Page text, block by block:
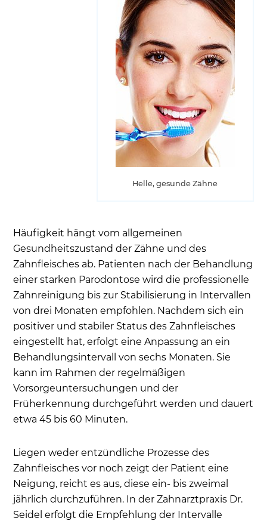
Helle, gesunde Zähne
Häufigkeit hängt vom allgemeinen
Gesundheitszustand der Zähne und des
Zahnfleisches ab. Patienten nach der Behandlung
einer starken Parodontose wird die professionelle
Zahnreinigung bis zur Stabilisierung in Intervallen
von drei Monaten empfohlen. Nachdem sich ein
positiver und stabiler Status des Zahnfleisches
eingestellt hat, erfolgt eine Anpassung an ein
Behandlungsintervall von sechs Monaten. Sie
kann im Rahmen der regelmäßigen
Vorsorgeuntersuchungen und der
Früherkennung durchgeführt werden und dauert
etwa 45 bis 60 Minuten.
Liegen weder entzündliche Prozesse des
Zahnfleisches vor noch zeigt der Patient eine
Neigung, reicht es aus, diese ein- bis zweimal
jährlich durchzuführen. In der Zahnarztpraxis Dr.
Seidel erfolgt die Empfehlung der Intervalle